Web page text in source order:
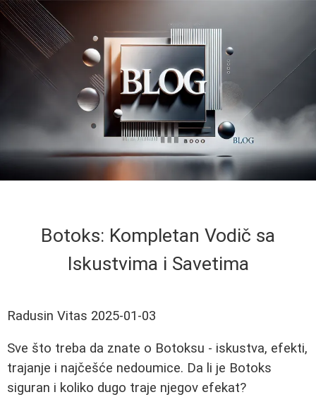
Botoks: Kompletan Vodič sa
Iskustvima i Savetima
Radusin Vitas 2025-01-03
Sve što treba da znate o Botoksu - iskustva, efekti,
trajanje i najčešće nedoumice. Da li je Botoks
siguran i koliko dugo traje njegov efekat?